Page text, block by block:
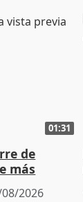
01:31
de
más
2026